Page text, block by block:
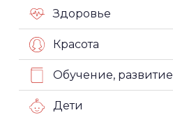
Здоровье
Красота
Обучение, развитие
Дети